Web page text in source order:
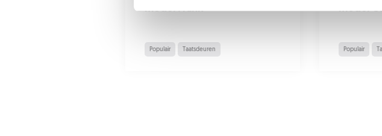
model Frank
Populair Taatsdeuren
model
Populair